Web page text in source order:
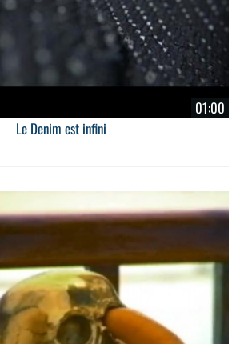
01:00
Le Denim est infini